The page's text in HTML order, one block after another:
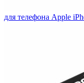
для телефона Apple